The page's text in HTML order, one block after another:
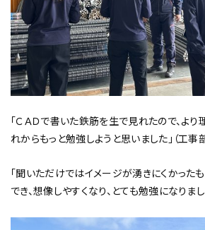
「ＣＡＤで書いた鉄筋を生で見れたので、より
れからもっと勉強しようと思いました」（工事部
「聞いただけではイメージが湧きにくかった
でき、想像しやすくなり、とても勉強になりまし